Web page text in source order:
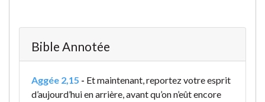
Bible Annotée
Aggée 2,15 - Et maintenant, reportez votre esprit
d’aujourd’hui en arrière, avant qu’on n’eût encore